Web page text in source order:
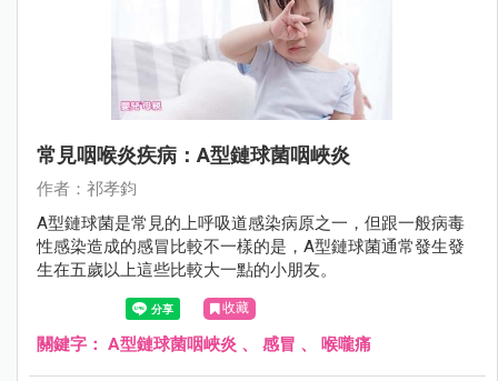
常見咽喉炎疾病：A型鏈球菌咽峽炎
作者：祁孝鈞
A型鏈球菌是常見的上呼吸道感染病原之一，但跟一般病毒
性感染造成的感冒比較不一樣的是，A型鏈球菌通常發生發
生在五歲以上這些比較大一點的小朋友。
收藏
關鍵字： A型鏈球菌咽峽炎 、 感冒 、 喉嚨痛